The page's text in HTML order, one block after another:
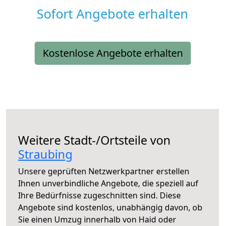
Sofort Angebote erhalten
Kostenlose Angebote erhalten
Weitere Stadt-/Ortsteile von
Straubing
Unsere geprüften Netzwerkpartner erstellen
Ihnen unverbindliche Angebote, die speziell auf
Ihre Bedürfnisse zugeschnitten sind. Diese
Angebote sind kostenlos, unabhängig davon, ob
Sie einen Umzug innerhalb von Haid oder